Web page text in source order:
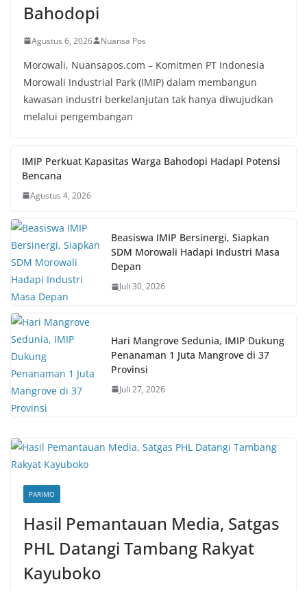
Bahodopi
Agustus 6, 2026 Nuansa Pos
Morowali, Nuansapos.com – Komitmen PT Indonesia
Morowali Industrial Park (IMIP) dalam membangun
kawasan industri berkelanjutan tak hanya diwujudkan
melalui pengembangan
IMIP Perkuat Kapasitas Warga Bahodopi Hadapi Potensi
Bencana
Agustus 4, 2026
Beasiswa IMIP Bersinergi, Siapkan
SDM Morowali Hadapi Industri Masa
Depan
Juli 30, 2026
Hari Mangrove Sedunia, IMIP Dukung
Penanaman 1 Juta Mangrove di 37
Provinsi
Juli 27, 2026
PARIMO
Hasil Pemantauan Media, Satgas
PHL Datangi Tambang Rakyat
Kayuboko